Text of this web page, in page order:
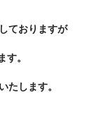
ておりますが
。
たします。